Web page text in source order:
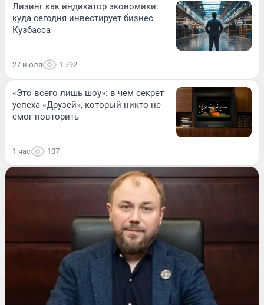
Лизинг как индикатор экономики:
куда сегодня инвестирует бизнес
Кузбасса
27 июля 1 792
«Это всего лишь шоу»: в чем секрет
успеха «Друзей», который никто не
смог повторить
1 час 107